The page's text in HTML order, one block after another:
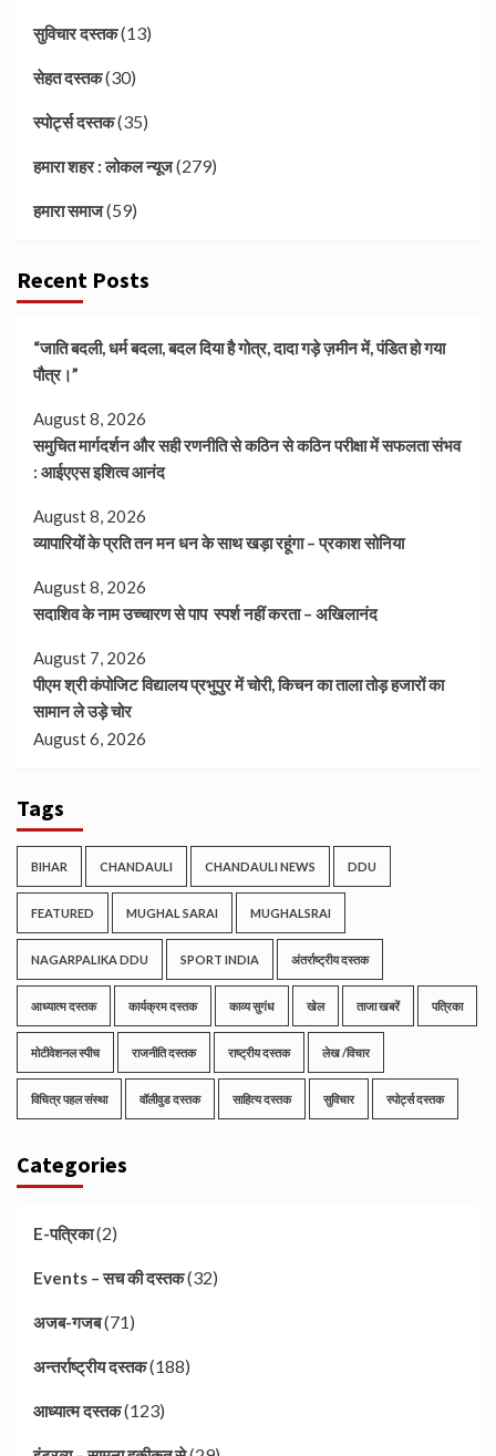
सुविचार दस्तक(13)
सेहत दस्तक(30)
स्पोर्ट्स दस्तक(35)
हमारा शहर : लोकल न्यूज(279)
हमारा समाज(59)
Recent Posts
“जाति बदली, धर्म बदला, बदल दिया है गोत्र, दादा गड़े ज़मीन में, पंडित हो गया
पौत्र।”
August 8, 2026
समुचित मार्गदर्शन और सही रणनीति से कठिन से कठिन परीक्षा में सफलता संभव
: आईएएस इशित्व आनंद
August 8, 2026
व्यापारियों के प्रति तन मन धन के साथ खड़ा रहूंगा – प्रकाश सोनिया
August 8, 2026
सदाशिव के नाम उच्चारण से पाप स्पर्श नहीं करता – अखिलानंद
August 7, 2026
पीएम श्री कंपोजिट विद्यालय प्रभुपुर में चोरी, किचन का ताला तोड़ हजारों का
सामान ले उड़े चोर
August 6, 2026
Tags
BIHAR CHANDAULI CHANDAULI NEWS DDU
FEATURED MUGHAL SARAI MUGHALSRAI
NAGARPALIKA DDU SPORT INDIA अंतर्राष्ट्रीय दस्तक
आध्यात्म दस्तक कार्यक्रम दस्तक काव्य सुगंध खेल ताजा खबरें पत्रिका
मोटीवेशनल स्पीच राजनीति दस्तक राष्ट्रीय दस्तक लेख /विचार
विचित्र पहल संस्था वॉलीवुड दस्तक साहित्य दस्तक सुविचार स्पोर्ट्स दस्तक
Categories
E-पत्रिका(2)
Events – सच की दस्तक(32)
अजब-गजब(71)
अन्तर्राष्ट्रीय दस्तक(188)
आध्यात्म दस्तक(123)